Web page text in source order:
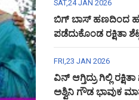
SAT,24 JAN 2026
ಬಿಗ್ ಬಾಸ್ ಹಣದಿಂದ
ಪಡೆದುಕೊಂಡ ರಕ್ಷಿತಾ
FRI,23 JAN 2026
ವಿನ್ ಆಗ್ತಿದ್ರು ಗಿಲ್ಲಿ
ಅಶ್ವಿನಿ ಗೌಡ ಭಾವುಕ